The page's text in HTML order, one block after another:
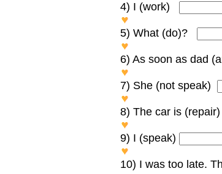
4) I (work)
5) What (do)?
6) As soon as dad
7) She (not speak)
8) The car is (repair)
9) I (speak)
10) I was too late.